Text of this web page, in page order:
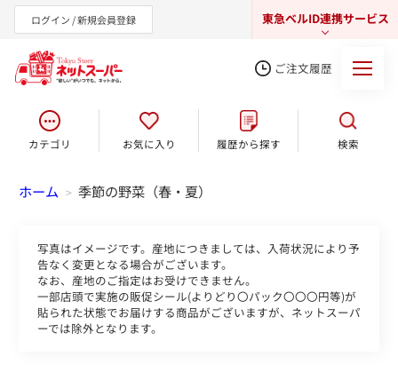
ログイン / 新規会員登録 東急ベルID連携サービス
東急オンラインショップ
ご注文履歴
カテゴリ お気に入り 履歴から探す 検索
ホーム > 季節の野菜（春・夏）
写真はイメージです。産地につきましては、入荷状況により予
告なく変更となる場合がございます。
なお、産地のご指定はお受けできません。
一部店頭で実施の販促シール(よりどり〇パック〇〇〇円等)が
貼られた状態でお届けする商品がございますが、ネットスーパ
ーでは除外となります。